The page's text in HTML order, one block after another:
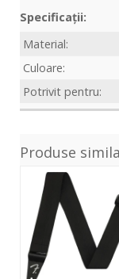
Specificații:
Material:
Culoare:
Potrivit pentru:
Produse
Polypro
Strap
Black